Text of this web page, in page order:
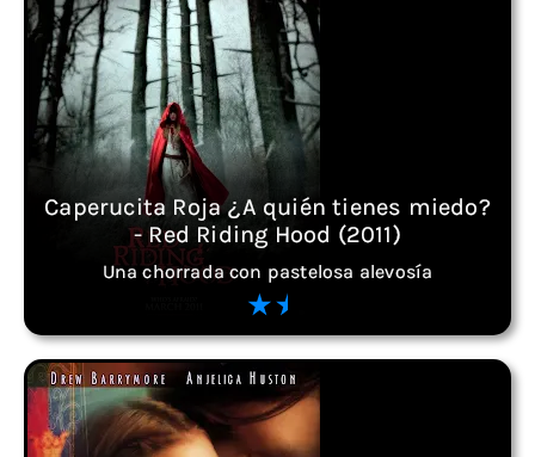
Caperucita Roja ¿A quién tienes miedo?
- Red Riding Hood (2011)
Una chorrada con pastelosa alevosía